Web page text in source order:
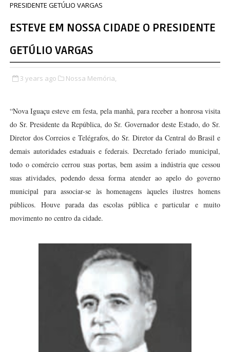
PRESIDENTE GETÚLIO VARGAS
ESTEVE EM NOSSA CIDADE O PRESIDENTE
GETÚLIO VARGAS
3 years ago Nossa Memória,
“Nova Iguaçu esteve em festa, pela manhã, para receber a honrosa visita
do Sr. Presidente da República, do Sr. Governador deste Estado, do Sr.
Diretor dos Correios e Telégrafos, do Sr. Diretor da Central do Brasil e
demais autoridades estaduais e federais. Decretado feriado municipal,
todo o comércio cerrou suas portas, bem assim a indústria que cessou
suas atividades, podendo dessa forma atender ao apelo do governo
municipal para associar-se às homenagens àqueles ilustres homens
públicos. Houve parada das escolas pública e particular e muito
movimento no centro da cidade.